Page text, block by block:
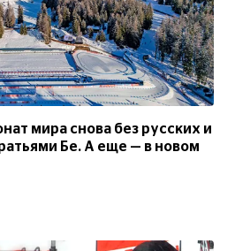
мира снова без русских и
Бе. А еще — в новом